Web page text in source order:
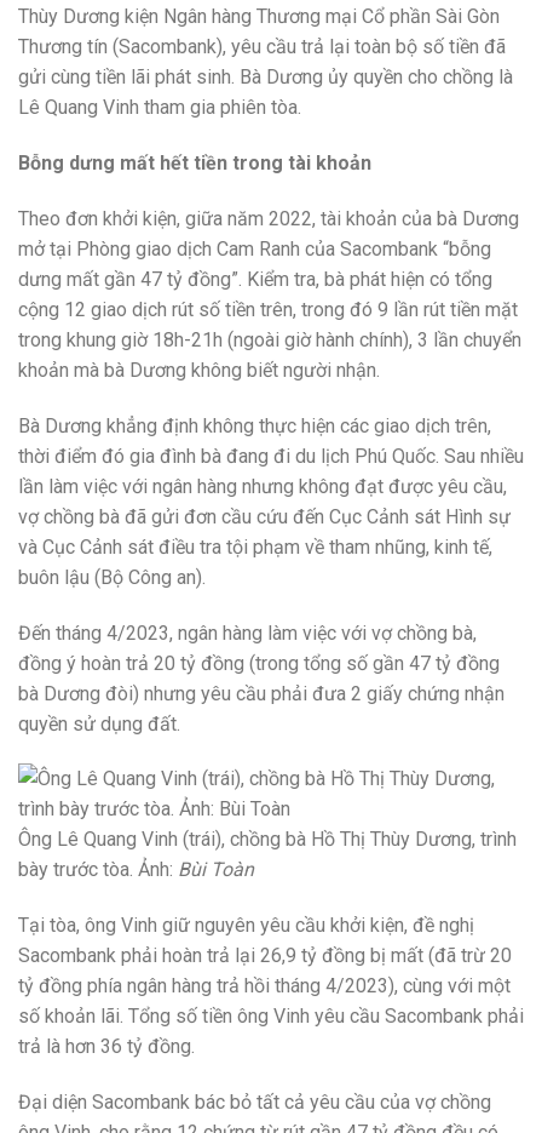
Thùy Dương kiện Ngân hàng Thương mại Cổ phần Sài Gòn
Thương tín (Sacombank), yêu cầu trả lại toàn bộ số tiền đã
gửi cùng tiền lãi phát sinh. Bà Dương ủy quyền cho chồng là
Lê Quang Vinh tham gia phiên tòa.
Bỗng dưng mất hết tiền trong tài khoản
Theo đơn khởi kiện, giữa năm 2022, tài khoản của bà Dương
mở tại Phòng giao dịch Cam Ranh của Sacombank “bỗng
dưng mất gần 47 tỷ đồng”. Kiểm tra, bà phát hiện có tổng
cộng 12 giao dịch rút số tiền trên, trong đó 9 lần rút tiền mặt
trong khung giờ 18h-21h (ngoài giờ hành chính), 3 lần chuyển
khoản mà bà Dương không biết người nhận.
Bà Dương khẳng định không thực hiện các giao dịch trên,
thời điểm đó gia đình bà đang đi du lịch Phú Quốc. Sau nhiều
lần làm việc với ngân hàng nhưng không đạt được yêu cầu,
vợ chồng bà đã gửi đơn cầu cứu đến Cục Cảnh sát Hình sự
và Cục Cảnh sát điều tra tội phạm về tham nhũng, kinh tế,
buôn lậu (Bộ Công an).
Đến tháng 4/2023, ngân hàng làm việc với vợ chồng bà,
đồng ý hoàn trả 20 tỷ đồng (trong tổng số gần 47 tỷ đồng
bà Dương đòi) nhưng yêu cầu phải đưa 2 giấy chứng nhận
quyền sử dụng đất.
Ông Lê Quang Vinh (trái), chồng bà Hồ Thị Thùy Dương, trình
bày trước tòa. Ảnh: Bùi Toàn
Tại tòa, ông Vinh giữ nguyên yêu cầu khởi kiện, đề nghị
Sacombank phải hoàn trả lại 26,9 tỷ đồng bị mất (đã trừ 20
tỷ đồng phía ngân hàng trả hồi tháng 4/2023), cùng với một
số khoản lãi. Tổng số tiền ông Vinh yêu cầu Sacombank phải
trả là hơn 36 tỷ đồng.
Đại diện Sacombank bác bỏ tất cả yêu cầu của vợ chồng